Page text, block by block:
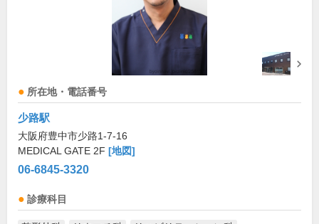
所在地・電話番号
少路駅
大阪府豊中市少路1-7-16
MEDICAL GATE 2F [地図]
06-6845-3320
診療科目